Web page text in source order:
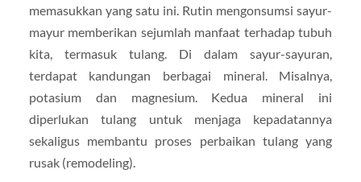
memasukkan yang satu ini. Rutin mengonsumsi sayur-
mayur memberikan sejumlah manfaat terhadap tubuh
kita, termasuk tulang. Di dalam sayur-sayuran,
terdapat kandungan berbagai mineral. Misalnya,
potasium dan magnesium. Kedua mineral ini
diperlukan tulang untuk menjaga kepadatannya
sekaligus membantu proses perbaikan tulang yang
rusak (remodeling).